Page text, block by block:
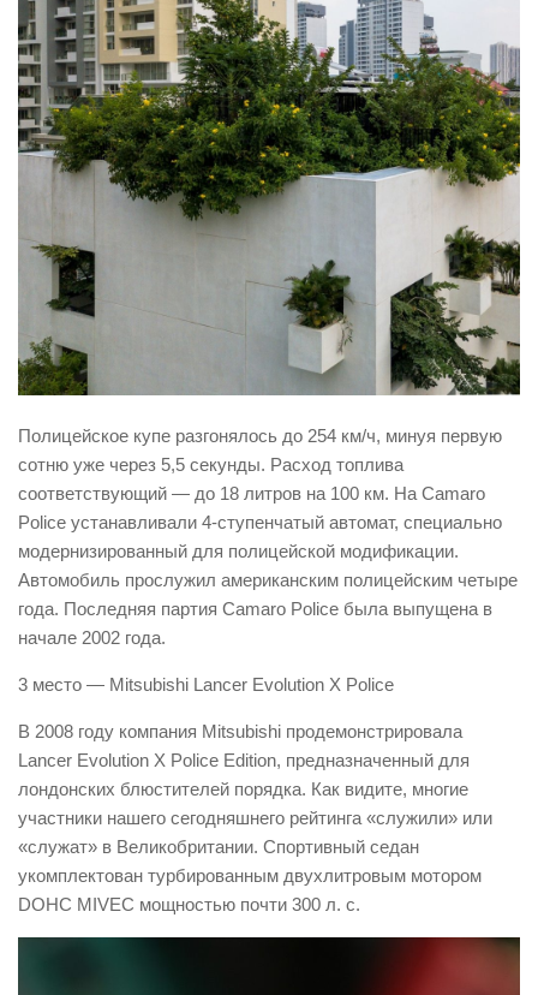
Полицейское купе разгонялось до 254 км/ч, минуя первую
сотню уже через 5,5 секунды. Расход топлива
соответствующий — до 18 литров на 100 км. На Camaro
Police устанавливали 4-ступенчатый автомат, специально
модернизированный для полицейской модификации.
Автомобиль прослужил американским полицейским четыре
года. Последняя партия Camaro Police была выпущена в
начале 2002 года.
3 место — Mitsubishi Lancer Evolution X Police
В 2008 году компания Mitsubishi продемонстрировала
Lancer Evolution X Police Edition, предназначенный для
лондонских блюстителей порядка. Как видите, многие
участники нашего сегодняшнего рейтинга «служили» или
«служат» в Великобритании. Спортивный седан
укомплектован турбированным двухлитровым мотором
DOHC MIVEC мощностью почти 300 л. с.